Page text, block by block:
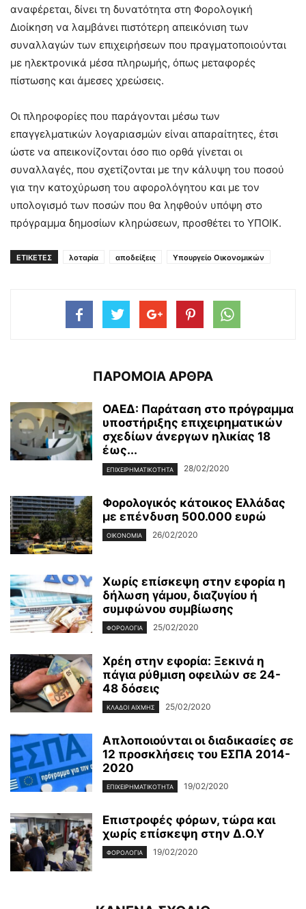
αναφέρεται, δίνει τη δυνατότητα στη Φορολογική
Διοίκηση να λαμβάνει πιστότερη απεικόνιση των
συναλλαγών των επιχειρήσεων που πραγματοποιούνται
με ηλεκτρονικά μέσα πληρωμής, όπως μεταφορές
πίστωσης και άμεσες χρεώσεις.
Οι πληροφορίες που παράγονται μέσω των
επαγγελματικών λογαριασμών είναι απαραίτητες, έτσι
ώστε να απεικονίζονται όσο πιο ορθά γίνεται οι
συναλλαγές, που σχετίζονται με την κάλυψη του ποσού
για την κατοχύρωση του αφορολόγητου και με τον
υπολογισμό των ποσών που θα ληφθούν υπόψη στο
πρόγραμμα δημοσίων κληρώσεων, προσθέτει το ΥΠΟΙΚ.
ΕΤΙΚΕΤΕΣ λοταρία αποδείξεις Υπουργείο Οικονομικών
ΠΑΡΟΜΟΙΑ ΑΡΘΡΑ
ΟΑΕΔ: Παράταση στο πρόγραμμα
υποστήριξης επιχειρηματικών
σχεδίων άνεργων ηλικίας 18
έως...
ΕΠΙΧΕΙΡΗΜΑΤΙΚΌΤΗΤΑ 28/02/2020
Φορολογικός κάτοικος Ελλάδας
με επένδυση 500.000 ευρώ
ΟΙΚΟΝΟΜΊΑ 26/02/2020
Χωρίς επίσκεψη στην εφορία η
δήλωση γάμου, διαζυγίου ή
συμφώνου συμβίωσης
ΦΟΡΟΛΟΓΊΑ 25/02/2020
Χρέη στην εφορία: Ξεκινά η
πάγια ρύθμιση οφειλών σε 24-
48 δόσεις
ΚΛΆΔΟΙ ΑΙΧΜΉΣ 25/02/2020
Απλοποιούνται οι διαδικασίες σε
12 προσκλήσεις του ΕΣΠΑ 2014-
2020
ΕΠΙΧΕΙΡΗΜΑΤΙΚΌΤΗΤΑ 19/02/2020
Επιστροφές φόρων, τώρα και
χωρίς επίσκεψη στην Δ.Ο.Υ
ΦΟΡΟΛΟΓΊΑ 19/02/2020